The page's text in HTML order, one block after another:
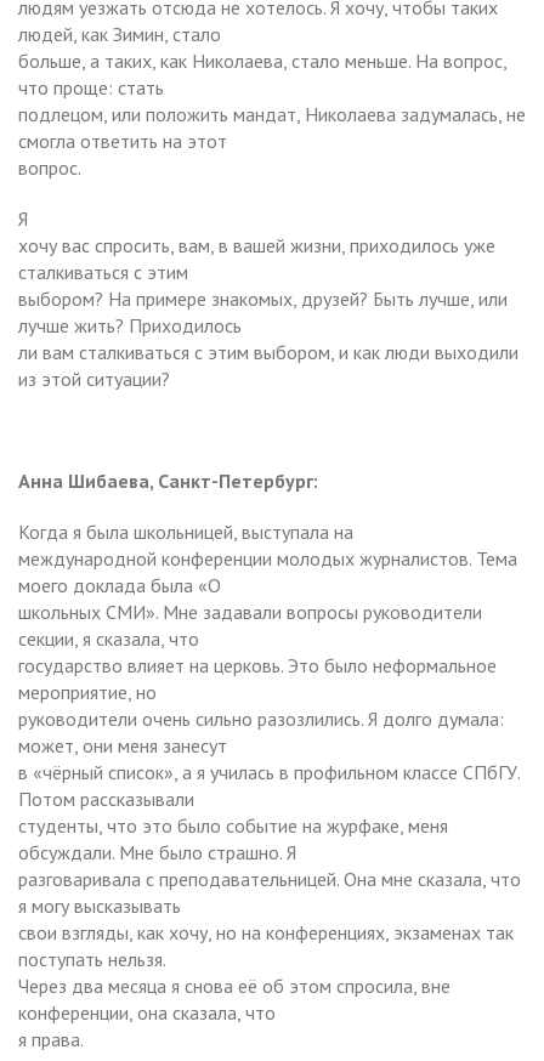
людям уезжать отсюда не хотелось. Я хочу, чтобы таких
людей, как Зимин, стало
больше, а таких, как Николаева, стало меньше. На вопрос,
что проще: стать
подлецом, или положить мандат, Николаева задумалась, не
смогла ответить на этот
вопрос.
Я
хочу вас спросить, вам, в вашей жизни, приходилось уже
сталкиваться с этим
выбором? На примере знакомых, друзей? Быть лучше, или
лучше жить? Приходилось
ли вам сталкиваться с этим выбором, и как люди выходили
из этой ситуации?
Анна Шибаева, Санкт-Петербург:
Когда я была школьницей, выступала на
международной конференции молодых журналистов. Тема
моего доклада была «О
школьных СМИ». Мне задавали вопросы руководители
секции, я сказала, что
государство влияет на церковь. Это было неформальное
мероприятие, но
руководители очень сильно разозлились. Я долго думала:
может, они меня занесут
в «чёрный список», а я училась в профильном классе СПбГУ.
Потом рассказывали
студенты, что это было событие на журфаке, меня
обсуждали. Мне было страшно. Я
разговаривала с преподавательницей. Она мне сказала, что
я могу высказывать
свои взгляды, как хочу, но на конференциях, экзаменах так
поступать нельзя.
Через два месяца я снова её об этом спросила, вне
конференции, она сказала, что
я права.